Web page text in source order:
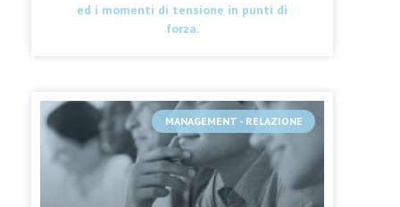
ed i momenti di tensione in punti di
forza.
MANAGEMENT - RELAZIONE